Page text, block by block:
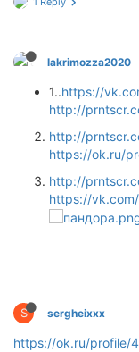
lakrimozza2020
1..https://
http://
http://
https://ok.ru/
http://
https://
S sergheixxx
https://ok.ru/profile/